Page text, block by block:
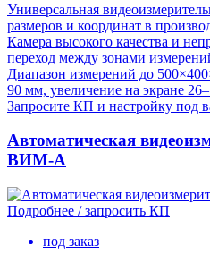
Универсальная
размеров и координат в
Камера высокого качества и
переход между зонами
Диапазон измерений до
90 мм, увеличение на экране
Запросите КП и настройку под
Автоматическая
ВИМ-А
Подробнее / запросить КП
под заказ